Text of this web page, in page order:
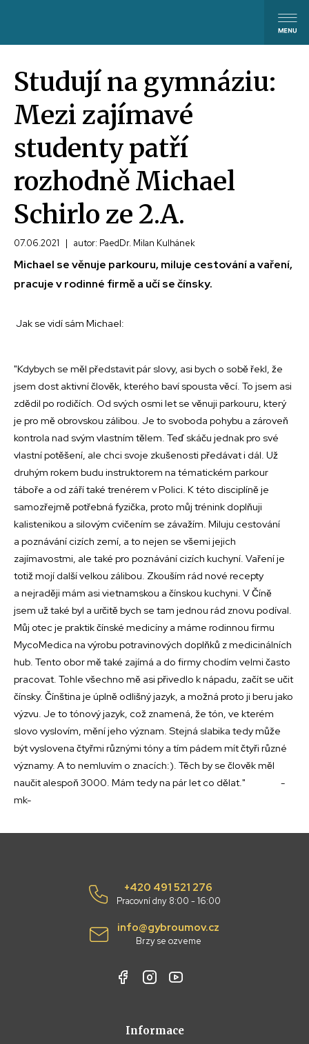
Studují na gymnáziu:
Mezi zajímavé
studenty patří
rozhodně Michael
Schirlo ze 2.A.
07.06.2021 | autor: PaedDr. Milan Kulhánek
Michael se věnuje parkouru, miluje cestování a vaření,
pracuje v rodinné firmě a učí se čínsky.
Jak se vidí sám Michael:
"Kdybych se měl představit pár slovy, asi bych o sobě řekl, že
jsem dost aktivní člověk, kterého baví spousta věcí. To jsem asi
zdědil po rodičích. Od svých osmi let se věnuji parkouru, který
je pro mě obrovskou zálibou. Je to svoboda pohybu a zároveň
kontrola nad svým vlastním tělem. Teď skáču jednak pro své
vlastní potěšení, ale chci svoje zkušenosti předávat i dál. Už
druhým rokem budu instruktorem na tématickém parkour
táboře a od září také trenérem v Polici. K této disciplíně je
samozřejmě potřebná fyzička, proto můj trénink doplňuji
kalistenikou a silovým cvičením se závažím. Miluju cestování
a poznávání cizích zemí, a to nejen se všemi jejich
zajímavostmi, ale také pro poznávání cizích kuchyní. Vaření je
totiž mojí další velkou zálibou. Zkouším rád nové recepty
a nejraději mám asi vietnamskou a čínskou kuchyni. V Číně
jsem už také byl a určitě bych se tam jednou rád znovu podíval.
Můj otec je praktik čínské medicíny a máme rodinnou firmu
MycoMedica na výrobu potravinových doplňků z medicinálních
hub. Tento obor mě také zajímá a do firmy chodím velmi často
pracovat. Tohle všechno mě asi přivedlo k nápadu, začít se učit
čínsky. Čínština je úplně odlišný jazyk, a možná proto ji beru jako
výzvu. Je to tónový jazyk, což znamená, že tón, ve kterém
slovo vyslovím, mění jeho význam. Stejná slabika tedy může
být vyslovena čtyřmi různými tóny a tím pádem mít čtyři různé
významy. A to nemluvím o znacích:). Těch by se člověk měl
naučit alespoň 3000. Mám tedy na pár let co dělat." -
mk-
+420 491 521 276
Pracovní dny 8:00 - 16:00
info@gybroumov.cz
Brzy se ozveme
Informace